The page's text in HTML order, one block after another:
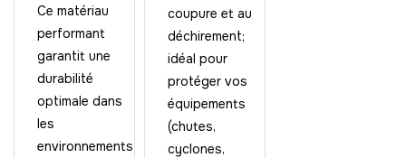
Ce matériau
performant
garantit une
durabilité
optimale dans
les
environnements
coupure et au
déchirement;
idéal pour
protéger vos
équipements
(chutes,
cyclones,